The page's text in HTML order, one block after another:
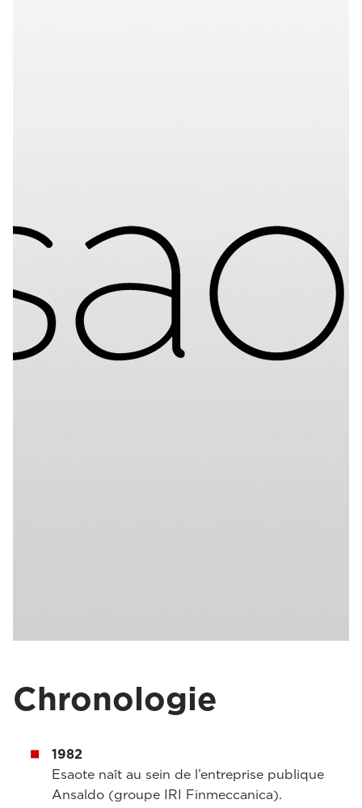
Chronologie
1982
Esaote naît au sein de l’entreprise publique
Ansaldo (groupe IRI Finmeccanica).